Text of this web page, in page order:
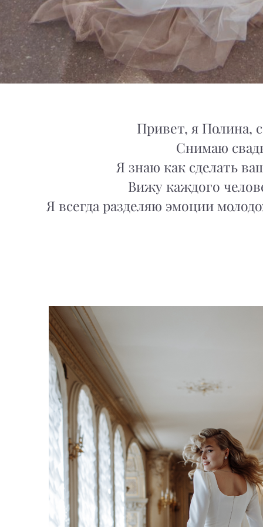
Привет, я Полина,
Снимаю
Я знаю как сделать
Вижу каждого
Я всегда разделяю эмоции